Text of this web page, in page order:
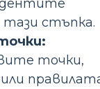
стъпка.
точки,